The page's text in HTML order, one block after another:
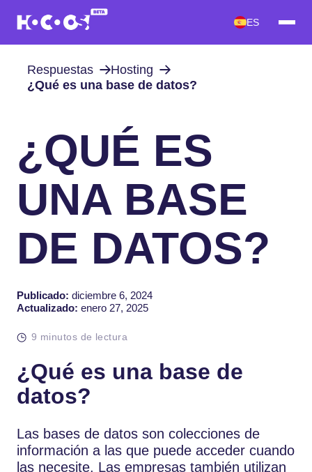
ES
Respuestas
Hosting
¿Qué es una base de datos?
¿QUÉ ES
UNA BASE
DE DATOS?
Publicado: diciembre 6, 2024
Actualizado: enero 27, 2025
9 minutos de lectura
¿Qué es una base de
datos?
Las bases de datos son colecciones de
información a las que puede acceder cuando
las necesite. Las empresas también utilizan